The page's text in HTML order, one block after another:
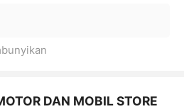
DAN MOBIL STORE